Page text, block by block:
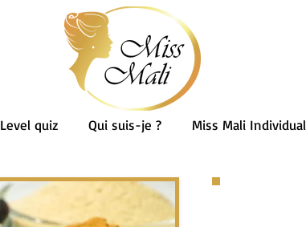
Level quiz Qui suis-je ? Miss Mali